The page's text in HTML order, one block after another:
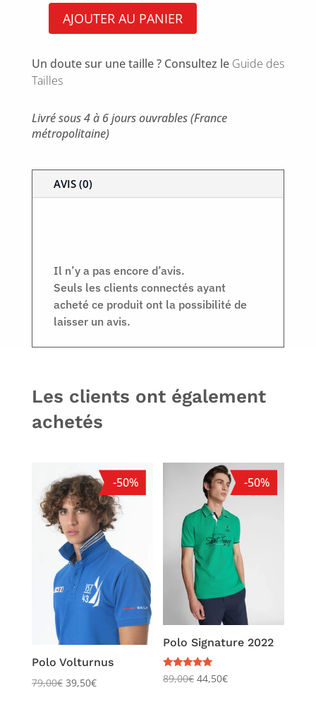
quantité
DUFFLE
BACKPACK
AJOUTER AU PANIER
Un doute sur une taille ? Consultez le Guide des
Tailles
Livré sous 4 à 6 jours ouvrables (France
métropolitaine)
AVIS (0)
Il n’y a pas encore d’avis.
Seuls les clients connectés ayant
acheté ce produit ont la possibilité de
laisser un avis.
Les clients ont également
achetés
-50%
Polo Volturnus
79,00€ 39,50€
-50%
Polo Signature 2022
Note
5.00
89,00€ 44,50€